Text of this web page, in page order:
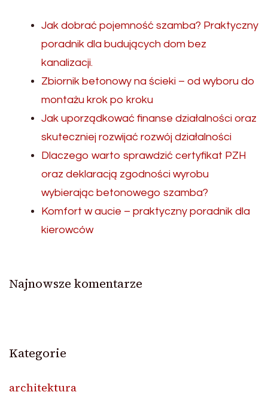
Jak dobrać pojemność szamba? Praktyczny
poradnik dla budujących dom bez
kanalizacji.
Zbiornik betonowy na ścieki – od wyboru do
montażu krok po kroku
Jak uporządkować finanse działalności oraz
skuteczniej rozwijać rozwój działalności
Dlaczego warto sprawdzić certyfikat PZH
oraz deklaracją zgodności wyrobu
wybierając betonowego szamba?
Komfort w aucie – praktyczny poradnik dla
kierowców
Najnowsze komentarze
Kategorie
architektura